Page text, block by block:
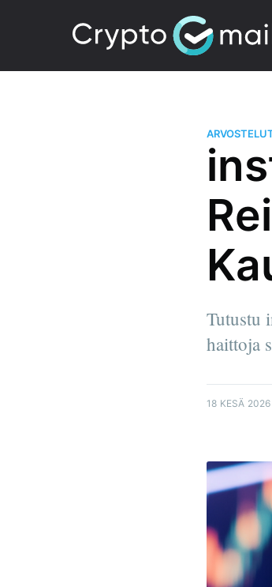
Tutustu
haittoja
18 KESÄ 2026